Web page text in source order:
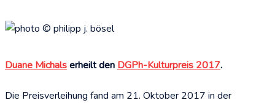
Duane Michalserheilt den DGPh-Kulturpreis 2017.
Die Preisverleihung fand am 21. Oktober 2017 in der